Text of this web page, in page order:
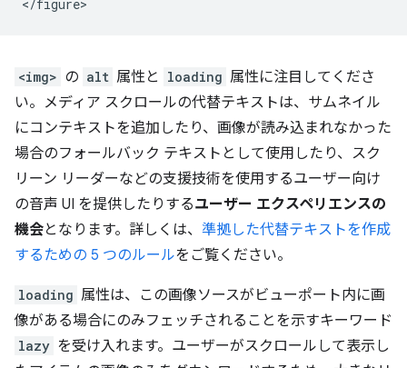
<img> の alt 属性と loading 属性に注目してくださ
い。メディア スクロールの代替テキストは、サムネイル
にコンテキストを追加したり、画像が読み込まれなかった
場合のフォールバック テキストとして使用したり、スク
リーン リーダーなどの支援技術を使用するユーザー向け
の音声 UI を提供したりするユーザー エクスペリエンスの
機会となります。詳しくは、 準拠した代替テキストを作成
するための 5 つのルールをご覧ください。
loading 属性は、この画像ソースがビューポート内に画
像がある場合にのみフェッチされることを示すキーワード
lazy を受け入れます。ユーザーがスクロールして表示し